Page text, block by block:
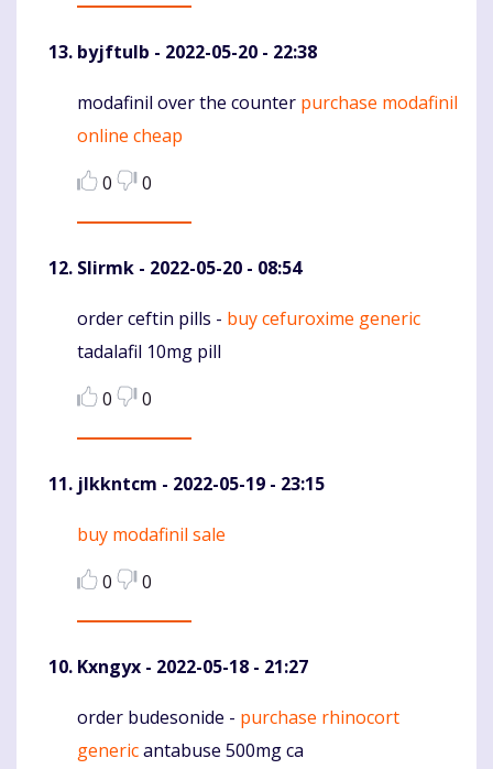
byjftulb - 2022-05-20 - 22:38
Komentaras
modafinil over the counter purchase modafinil
online cheap
0
0
Slirmk - 2022-05-20 - 08:54
Komentaras
order ceftin pills - buy cefuroxime generic
tadalafil 10mg pill
0
0
jlkkntcm - 2022-05-19 - 23:15
Komentaras
buy modafinil sale
0
0
Kxngyx - 2022-05-18 - 21:27
Komentaras
order budesonide - purchase rhinocort
genericantabuse 500mg ca